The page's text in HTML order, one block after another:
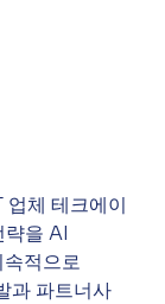
업체 테크에이
략을 AI
적으로
과 파트너사